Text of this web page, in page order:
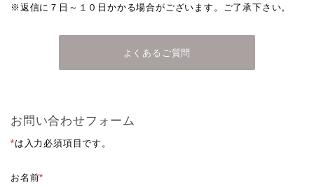
※返信に７日～１０日かかる場合がございます。ご了承下さい。
よくあるご質問
お問い合わせフォーム
*は入力必須項目です。
お名前*